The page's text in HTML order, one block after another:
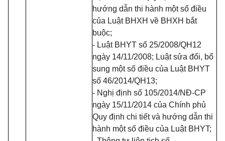
hướng dẫn thi hành một số điều
của Luật BHXH về BHXH bắt
buộc;
- Luật BHYT số 25/2008/QH12
ngày 14/11/2008; Luật sửa đổi, bổ
sung một số điều của Luật BHYT
số 46/2014/QH13;
- Nghị định số 105/2014/NĐ-CP
ngày 15/11/2014 của Chính phủ
Quy định chi tiết và hướng dẫn thi
hành một số điều của Luật BHYT;